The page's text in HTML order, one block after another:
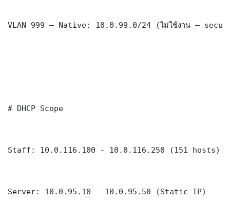
VLAN 999 — Native: 10.0.99.0/24 (ไม่ใช้งาน —
# DHCP Scope
Staff: 10.0.116.100 - 10.0.116.250 (151 hosts)
Server: 10.0.95.10 - 10.0.95.50 (Static IP)